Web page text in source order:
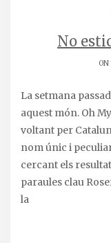
No
La setmana passada vaig descobrir que no estic sola en
aquest món. Oh
voltant per
nom únic i
cercant els
paraules clau
la